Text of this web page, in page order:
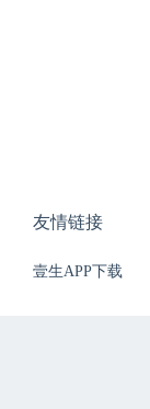
友情链接
壹生APP下载